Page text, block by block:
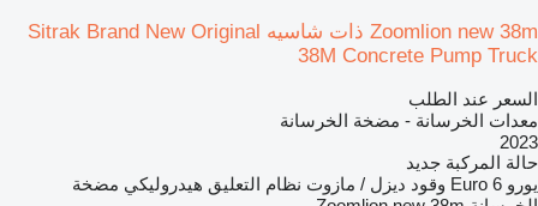
Zoomlion new 38m ذات شاسيه Sitrak Brand New Original
38M Concrete Pump Truck
السعر عند الطلب
معدات الخرسانة - مضخة الخرسانة
2023
حالة المركبة جديد
يورو Euro 6 وقود ديزل / مازوت نظام التعليق هيدروليكي مضخة